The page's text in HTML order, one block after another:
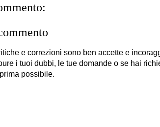
e correzioni sono ben accette e
i tuoi dubbi, le tue domande o se hai
possibile.